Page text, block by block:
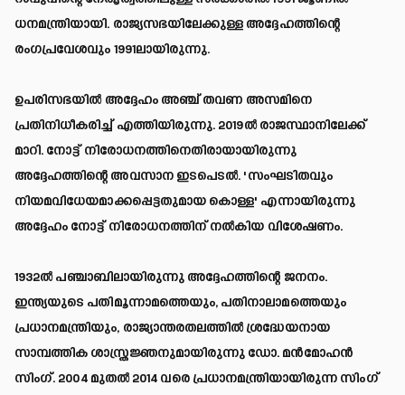
ധനമന്ത്രിയായി. രാജ്യസഭയിലേക്കുള്ള അദ്ദേഹത്തിന്റെ
രംഗപ്രവേശവും 1991ലായിരുന്നു.
ഉപരിസഭയില്‍ അദ്ദേഹം അഞ്ച് തവണ അസമിനെ
പ്രതിനിധീകരിച്ച് എത്തിയിരുന്നു. 2019ല്‍ രാജസ്ഥാനിലേക്ക്
മാറി. നോട്ട് നിരോധനത്തിനെതിരായായിരുന്നു
അദ്ദേഹത്തിന്റെ അവസാന ഇടപെടല്‍. 'സംഘടിതവും
നിയമവിധേയമാക്കപ്പെട്ടതുമായ കൊള്ള' എന്നായിരുന്നു
അദ്ദേഹം നോട്ട് നിരോധനത്തിന് നല്‍കിയ വിശേഷണം.
1932ല്‍ പഞ്ചാബിലായിരുന്നു അദ്ദേഹത്തിന്റെ ജനനം.
ഇന്ത്യയുടെ പതിമൂന്നാമത്തെയും, പതിനാലാമത്തെയും
പ്രധാനമന്ത്രിയും, രാജ്യാന്തരതലത്തില്‍ ശ്രദ്ധേയനായ
സാമ്പത്തിക ശാസ്ത്രജ്ഞനുമായിരുന്നു ഡോ. മന്‍മോഹന്‍
സിംഗ്. 2004 മുതല്‍ 2014 വരെ പ്രധാനമന്ത്രിയായിരുന്ന സിംഗ്